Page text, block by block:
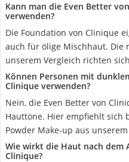
Kann man die Even Better
verwenden?
Die Foundation von Clinique
auch für ölige Mischhaut. Die
unserem Vergleich richten
Können Personen mit
Clinique verwenden?
Nein, die Even Better von
Hauttöne. Hier empfiehlt sich
Powder Make-up aus
Wie wirkt die Haut nach dem
Clinique?